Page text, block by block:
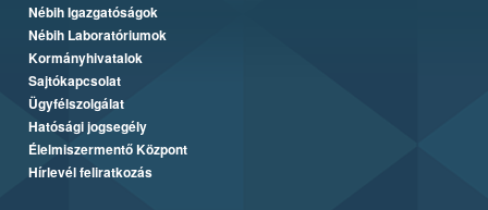
Nébih Igazgatóságok
Nébih Laboratóriumok
Kormányhivatalok
Sajtókapcsolat
Ügyfélszolgálat
Hatósági jogsegély
Élelmiszermentő Központ
Hírlevél feliratkozás